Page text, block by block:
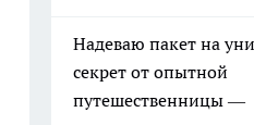
Надеваю пакет на
секрет от опытной
путешественницы —